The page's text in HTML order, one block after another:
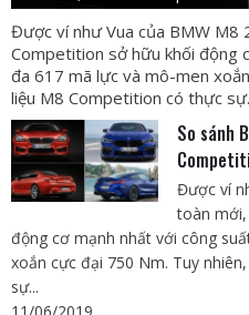
Được ví như Vua của BMW M8
Competition sở hữu khối động
đa 617 mã lực và mô-men
liệu M8 Competition có thực
So sánh
Được ví
toàn
động cơ mạnh nhất với công
xoắn cực đại 750 Nm. Tuy
sự...